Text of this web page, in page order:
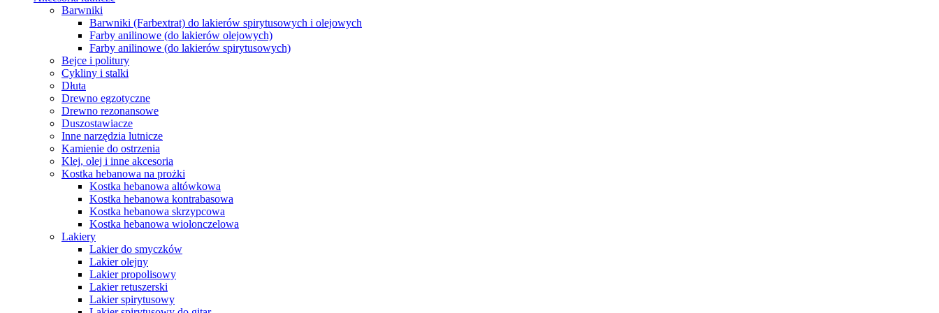
Barwniki
Barwniki (Farbextrat) do lakierów spirytusowych i olejowych
Farby anilinowe (do lakierów olejowych)
Farby anilinowe (do lakierów spirytusowych)
Bejce i politury
Cykliny i stalki
Dłuta
Drewno egzotyczne
Drewno rezonansowe
Duszostawiacze
Inne narzędzia lutnicze
Kamienie do ostrzenia
Klej, olej i inne akcesoria
Kostka hebanowa na prożki
Kostka hebanowa altówkowa
Kostka hebanowa kontrabasowa
Kostka hebanowa skrzypcowa
Kostka hebanowa wiolonczelowa
Lakiery
Lakier do smyczków
Lakier olejny
Lakier propolisowy
Lakier retuszerski
Lakier spirytusowy